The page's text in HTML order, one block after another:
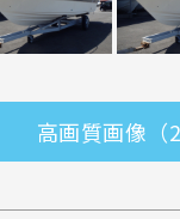
高画質画像（